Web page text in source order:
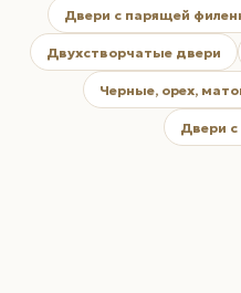
Двери с парящей
Двухстворчатые двери
Черные, орех,
Двери